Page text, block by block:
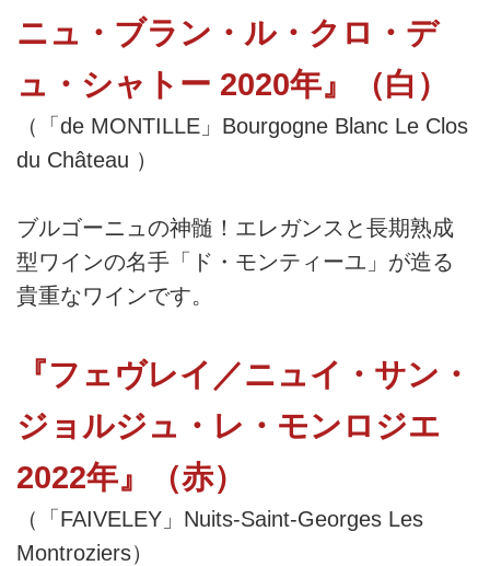
ニュ・ブラン・ル・クロ・デ
ュ・シャトー 2020年』（白）
（「de MONTILLE」Bourgogne Blanc Le Clos
du Château ）
ブルゴーニュの神髄！エレガンスと長期熟成
型ワインの名手「ド・モンティーユ」が造る
貴重なワインです。
『フェヴレイ／ニュイ・サン・
ジョルジュ・レ・モンロジエ
2022年』（赤）
（「FAIVELEY」Nuits-Saint-Georges Les
Montroziers）